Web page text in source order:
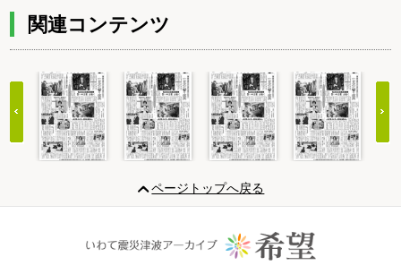
関連コンテンツ
Item
20
ページトップへ戻る